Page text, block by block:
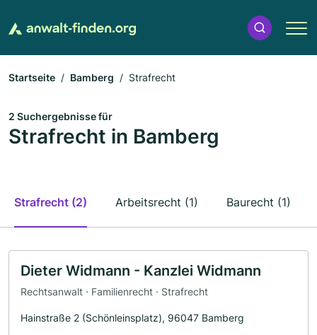
Startseite Bamberg Strafrecht
2 Suchergebnisse für
Strafrecht in Bamberg
Strafrecht (2) Arbeitsrecht (1) Baurecht (1)
Dieter Widmann - Kanzlei Widmann
Rechtsanwalt · Familienrecht · Strafrecht
Hainstraße 2 (Schönleinsplatz), 96047 Bamberg